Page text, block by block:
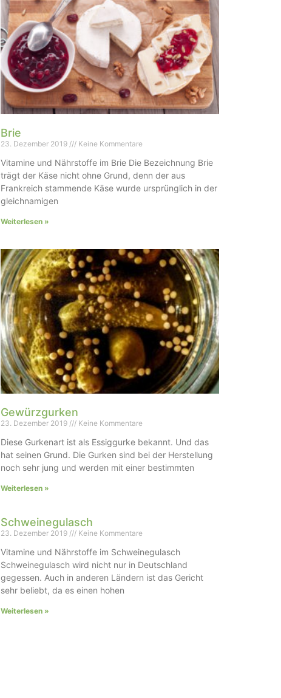
Brie
23. Dezember 2019 Keine Kommentare
Vitamine und Nährstoffe im Brie Die Bezeichnung Brie
trägt der Käse nicht ohne Grund, denn der aus
Frankreich stammende Käse wurde ursprünglich in der
gleichnamigen
Weiterlesen »
Gewürzgurken
23. Dezember 2019 Keine Kommentare
Diese Gurkenart ist als Essiggurke bekannt. Und das
hat seinen Grund. Die Gurken sind bei der Herstellung
noch sehr jung und werden mit einer bestimmten
Weiterlesen »
Schweinegulasch
23. Dezember 2019 Keine Kommentare
Vitamine und Nährstoffe im Schweinegulasch
Schweinegulasch wird nicht nur in Deutschland
gegessen. Auch in anderen Ländern ist das Gericht
sehr beliebt, da es einen hohen
Weiterlesen »